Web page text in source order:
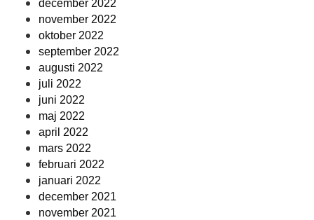
december 2022
november 2022
oktober 2022
september 2022
augusti 2022
juli 2022
juni 2022
maj 2022
april 2022
mars 2022
februari 2022
januari 2022
december 2021
november 2021